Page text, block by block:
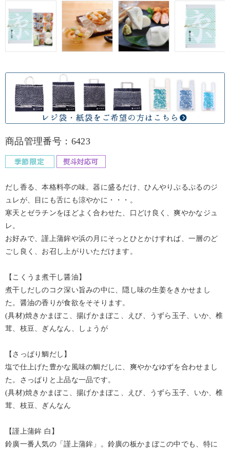
商品管理番号：6423
だし香る、本格料亭の味。器に盛るだけ、ひんやりぷるぷるのジ
ュレが、目にも舌にも涼やかに・・・。
寒天とゼラチンをほどよく合わせた、口どけ良く、爽やかなジュ
レ。
お好みで、謹上蒲鉾や浜の月にそっとひとかけすれば、一層のど
ごし良く、お召し上がりいただけます。
【こくうま煮干し醤油】
煮干しだしのコク深い旨みの中に、隠し味の生姜をきかせまし
た。醤油の香りが食欲をそそります。
(具材)焼きかまぼこ、揚げかまぼこ、えび、うずら玉子、いか、椎
茸、枝豆、ぎんなん、しょうが
【さっぱり鯛だし】
塩で仕上げた豊かな風味の鯛だしに、爽やかなゆずを合わせまし
た。さっぱりと上品な一品です。
(具材)焼きかまぼこ、揚げかまぼこ、えび、うずら玉子、いか、椎
茸、枝豆、ぎんなん
【謹上蒲鉾 白】
鈴廣一番人気の「謹上蒲鉾」。鈴廣の板かまぼこの中でも、特に